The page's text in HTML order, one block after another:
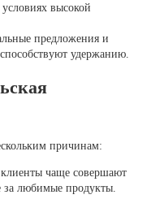
высокой
предложения и
удержанию.
причинам:
чаще совершают
за любимые продукты.